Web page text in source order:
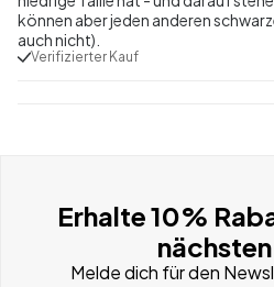
können aber jeden anderen
auch nicht).
Verifizierter Kauf
Erhalte 10%
Melde dich für den